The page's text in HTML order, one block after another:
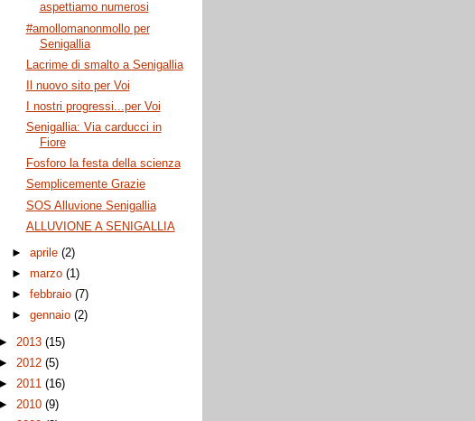
aspettiamo numerosi
#amollomanonmollo per
Senigallia
Lacrime di smalto a Senigallia
Il nuovo sito per Voi
I nostri progressi...per Voi
Senigallia: Via carducci in
Fiore
Fosforo la festa della scienza
Semplicemente Grazie
SOS Alluvione Senigallia
ALLUVIONE A SENIGALLIA
►aprile(2)
►marzo(1)
►febbraio(7)
►gennaio(2)
► 2013 (15)
► 2012 (5)
► 2011 (16)
► 2010 (9)